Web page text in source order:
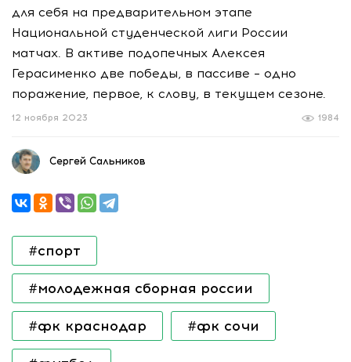
для себя на предварительном этапе
Национальной студенческой лиги России
матчах. В активе подопечных Алексея
Герасименко две победы, в пассиве – одно
поражение, первое, к слову, в текущем сезоне.
1984
12 ноября 2023
Сергей Сальников
#спорт
#молодежная сборная россии
#фк краснодар #фк сочи